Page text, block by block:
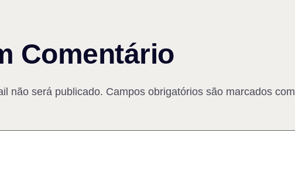
Comentário
não será publicado. Campos obrigatórios são marcados com